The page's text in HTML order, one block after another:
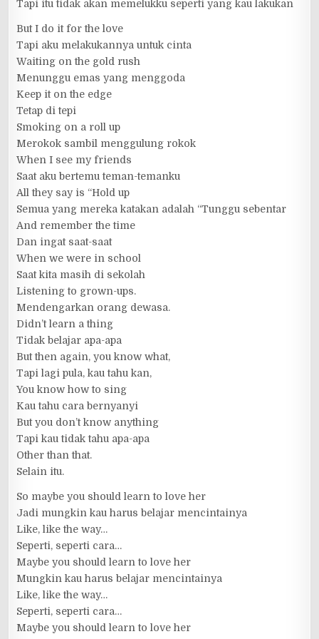
Tapi itu tidak akan memelukku seperti yang kau lakukan
But I do it for the love
Tapi aku melakukannya untuk cinta
Waiting on the gold rush
Menunggu emas yang menggoda
Keep it on the edge
Tetap di tepi
Smoking on a roll up
Merokok sambil menggulung rokok
When I see my friends
Saat aku bertemu teman-temanku
All they say is “Hold up
Semua yang mereka katakan adalah “Tunggu sebentar
And remember the time
Dan ingat saat-saat
When we were in school
Saat kita masih di sekolah
Listening to grown-ups.
Mendengarkan orang dewasa.
Didn’t learn a thing
Tidak belajar apa-apa
But then again, you know what,
Tapi lagi pula, kau tahu kan,
You know how to sing
Kau tahu cara bernyanyi
But you don’t know anything
Tapi kau tidak tahu apa-apa
Other than that.
Selain itu.
So maybe you should learn to love her
Jadi mungkin kau harus belajar mencintainya
Like, like the way…
Seperti, seperti cara…
Maybe you should learn to love her
Mungkin kau harus belajar mencintainya
Like, like the way…
Seperti, seperti cara…
Maybe you should learn to love her